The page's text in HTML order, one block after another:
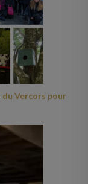
du Vercors pour